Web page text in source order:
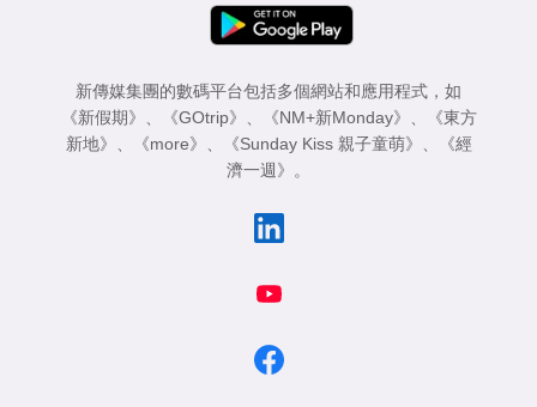
新傳媒集團的數碼平台包括多個網站和應用程式，如
《新假期》
《GOtrip》 《NM+新Monday》
《東方
新地》
《more》 《Sunday Kiss 親子童萌》
《經
濟一週》
。